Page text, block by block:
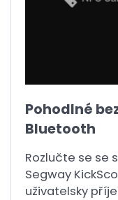
Pohodlné
Bluetooth
Rozlučte se se
Segway
uživatelsky